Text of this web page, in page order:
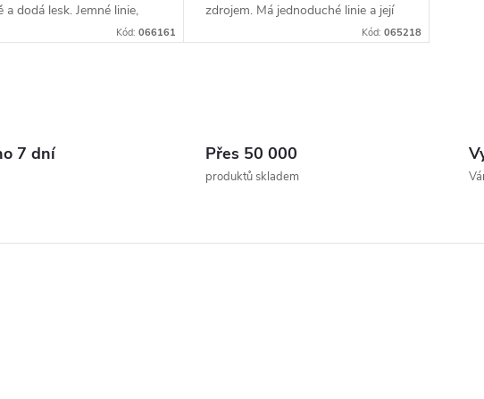
a dodá lesk. Jemné linie,
Kód:066161
zdrojem. Má jednoduché linie a její
Kód: 065218
7 dní Přes 50 000
produktů skladem